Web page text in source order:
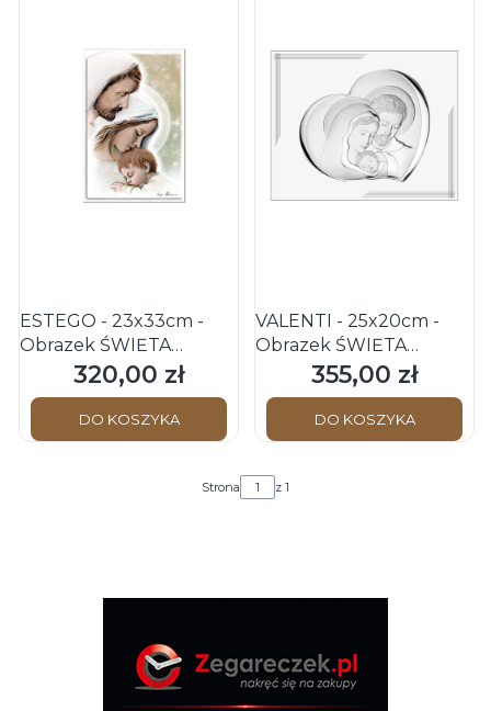
ESTEGO - 23x33cm -
Obrazek ŚWIĘTA
RODZINA - Zdobiony
srebrną farbą
Cena
320,00 zł
DO KOSZYKA
VALENTI - 25x20cm -
Obrazek ŚWIĘTA
RODZINA - Serce na
panelu
Cena
355,00 zł
DO KOSZYKA
Strona z 1